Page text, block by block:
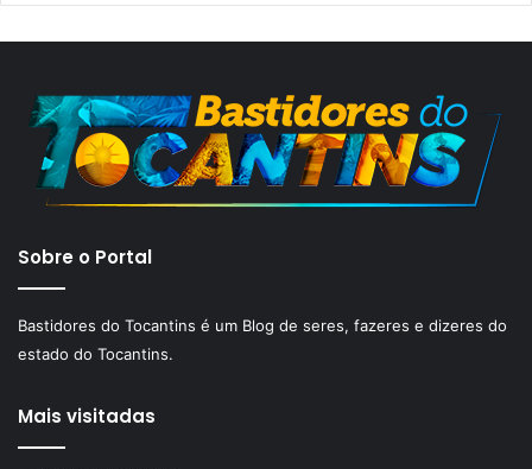
Sobre o Portal
Bastidores do Tocantins é um Blog de seres, fazeres e dizeres do
estado do Tocantins.
Mais visitadas